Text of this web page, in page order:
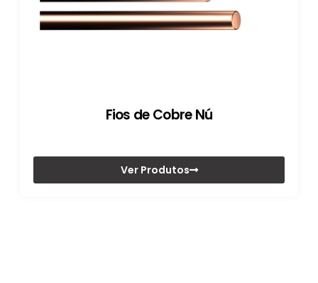
Fios de Cobre Nú
Ver Produtos